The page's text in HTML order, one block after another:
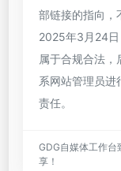
部链接的指向，
2025年3月24
属于合规合法，
系网站管理员进
责任。
GDG自媒体工作台
享！